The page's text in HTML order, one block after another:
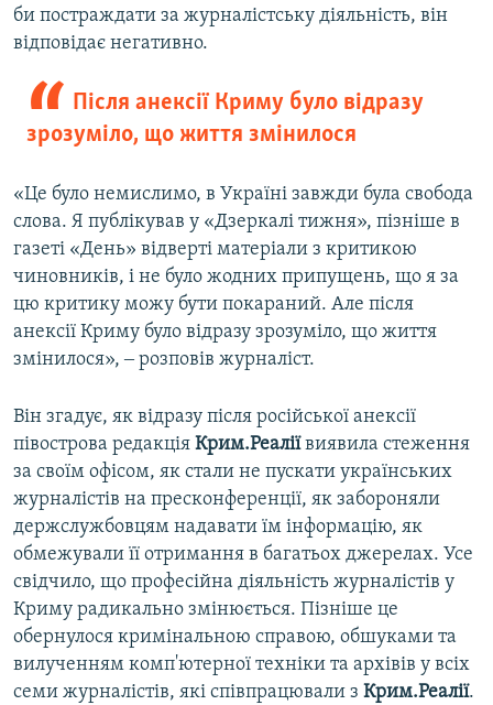
би постраждати за журналістську діяльність, він
відповідає негативно.
Після анексії Криму було відразу
зрозуміло, що життя змінилося
«Це було немислимо, в Україні завжди була свобода
слова. Я публікував у «Дзеркалі тижня», пізніше в
газеті «День» відверті матеріали з критикою
чиновників, і не було жодних припущень, що я за
цю критику можу бути покараний. Але після
анексії Криму було відразу зрозуміло, що життя
змінилося», ‒ розповів журналіст.
Він згадує, як відразу після російської анексії
півострова редакція Крим.Реаліївиявила стеження
за своїм офісом, як стали не пускати українських
журналістів на пресконференції, як забороняли
держслужбовцям надавати їм інформацію, як
обмежували її отримання в багатьох джерелах. Усе
свідчило, що професійна діяльність журналістів у
Криму радикально змінюється. Пізніше це
обернулося кримінальною справою, обшуками та
вилученням комп'ютерної техніки та архівів у всіх
семи журналістів, які співпрацювали з Крим.Реалії.